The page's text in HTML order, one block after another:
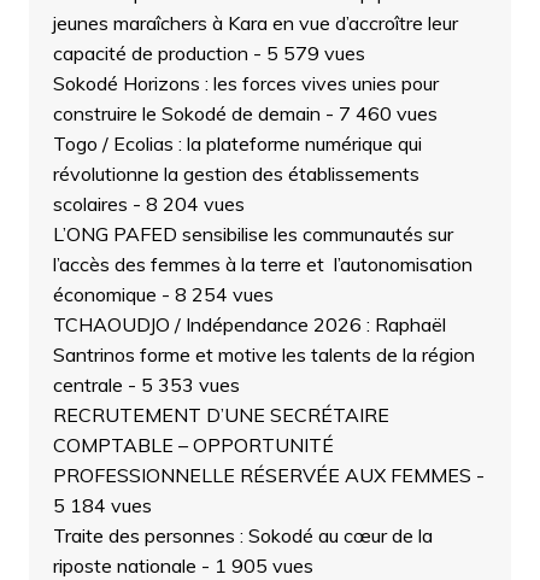
jeunes maraîchers à Kara en vue d’accroître leur
capacité de production - 5 579 vues
Sokodé Horizons : les forces vives unies pour
construire le Sokodé de demain - 7 460 vues
Togo / Ecolias : la plateforme numérique qui
révolutionne la gestion des établissements
scolaires - 8 204 vues
L’ONG PAFED sensibilise les communautés sur
l’accès des femmes à la terre et l’autonomisation
économique - 8 254 vues
TCHAOUDJO / Indépendance 2026 : Raphaël
Santrinos forme et motive les talents de la région
centrale - 5 353 vues
RECRUTEMENT D’UNE SECRÉTAIRE
COMPTABLE – OPPORTUNITÉ
PROFESSIONNELLE RÉSERVÉE AUX FEMMES -
5 184 vues
Traite des personnes : Sokodé au cœur de la
riposte nationale - 1 905 vues